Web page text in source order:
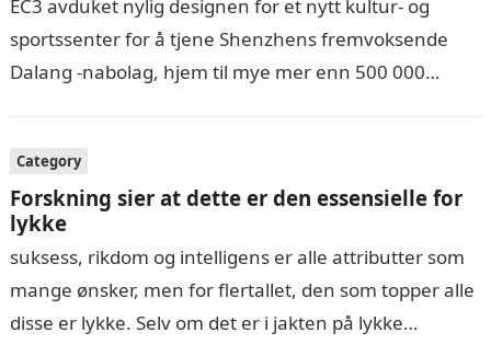
EC3 avduket nylig designen for et nytt kultur- og
sportssenter for å tjene Shenzhens fremvoksende
Dalang -nabolag, hjem til mye mer enn 500 000
Category
Forskning sier at dette er den essensielle for
lykke
suksess, rikdom og intelligens er alle attributter som
mange ønsker, men for flertallet, den som topper alle
disse er lykke. Selv om det er i jakten på lykke…